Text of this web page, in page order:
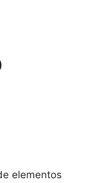
elementos